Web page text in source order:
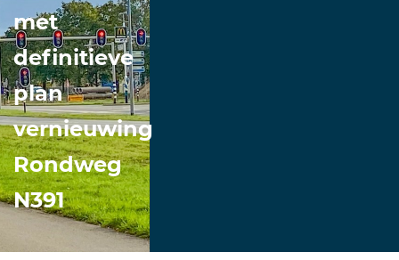
met
definitieve
plan
vernieuwing
Rondweg
N391